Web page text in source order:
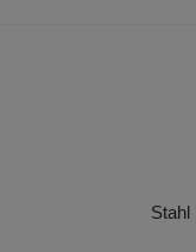
Stahl